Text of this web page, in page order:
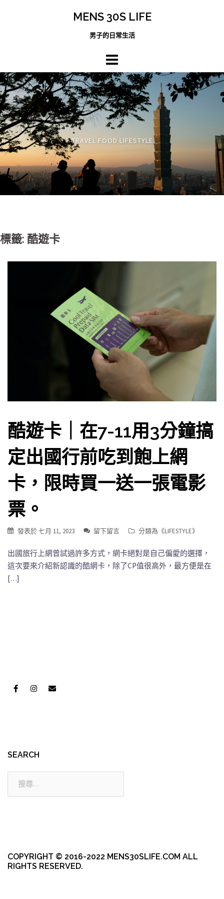
MENS 30S LIFE
男子的日常生活
TRAVEL FOOD LIFESTYLE
標籤: 酷遊卡
酷遊卡｜在7-11用3分鐘搞
定出國行前吃到飽上網
卡，限時買一送一張電影
票。
發表於七月 11, 2023 留下留言 分類為《LIFESTYLE》
出國旅行上網曾試過許多方式，網卡絕對是自己偏愛的選擇，
這次要來介紹新認識的酷網卡，除了CP值很高外，最方便是在
[…]
SEARCH
COPYRIGHT © 2016-2022 MENS30SLIFE.COM ALL
RIGHTS RESERVED.